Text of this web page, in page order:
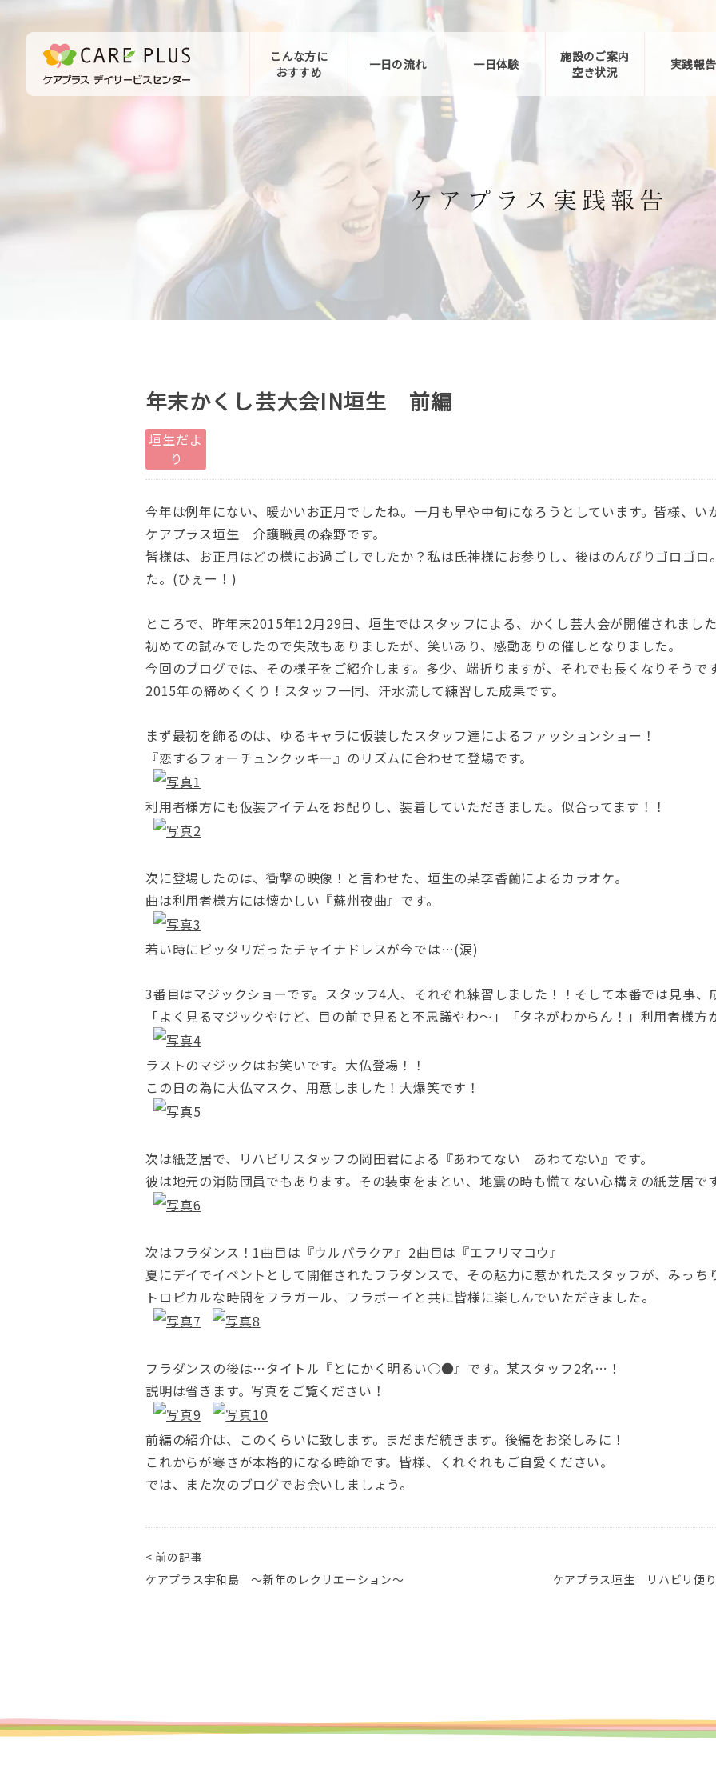
こんな方に
おすすめ
一日の流れ 一日体験
施設のご案内
空き状況
実践報告
お問い合わせ
年末かくし芸大会IN垣生 前編
垣生だよ
り
今年は例年にない、暖かいお正月でしたね。 一月も早や中旬になろうとしています。皆様、い
ケアプラス垣生 介護職員の森野です。
皆様は、お正月はどの様にお過ごしでしたか？私は氏神様にお参りし、後はのんびりゴロゴロ
た。(ひぇー！)
ところで、昨年末2015年12月29日、垣生ではスタッフによる、かくし芸大会が開催されました
初めての試みでしたので失敗もありましたが、笑いあり、感動ありの催しとなりました。
今回のブログでは、その様子をご紹介します。多少、端折りますが、それでも長くなりそうで
2015年の締めくくり！スタッフ一同、汗水流して練習した成果です。
まず最初を飾るのは、ゆるキャラに仮装したスタッフ達によるファッションショー！
『恋するフォーチュンクッキー』のリズムに合わせて登場です。
利用者様方にも仮装アイテムをお配りし、装着していただきました。似合ってます！！
次に登場したのは、衝撃の映像！と言わせた、垣生の某李香蘭によるカラオケ。
曲は利用者様方には懐かしい『蘇州夜曲』です。
若い時にピッタリだったチャイナドレスが今では…(涙)
3番目はマジックショーです。スタッフ4人、それぞれ練習しました！！そして本番では見事、
「よく見るマジックやけど、目の前で見ると不思議やわ～」
「タネがわからん！」 利用者様方
ラストのマジックはお笑いです。大仏登場！！
この日の為に大仏マスク、用意しました！大爆笑です！
次は紙芝居で、リハビリスタッフの岡田君による『あわてない あわてない』です。
彼は地元の消防団員でもあります。その装束をまとい、地震の時も慌てない心構えの紙芝居です
次はフラダンス！1曲目は『ウルパラクア』2曲目は『エフリマコウ』
夏にデイでイベントとして開催されたフラダンスで、その魅力に惹かれたスタッフが、みっち
トロピカルな時間をフラガール、フラボーイと共に皆様に楽しんでいただきました。
フラダンスの後は…タイトル『とにかく明るい○●』です。某スタッフ2名…！
説明は省きます。写真をご覧ください！
前編の紹介は、このくらいに致します。まだまだ続きます。後編をお楽しみに！
これからが寒さが本格的になる時節です。皆様、くれぐれもご自愛ください。
では、また次のブログでお会いしましょう。
< 前の記事
ケアプラス宇和島 ～新年のレクリエーション～
ケアプラス垣生 リハビリ便